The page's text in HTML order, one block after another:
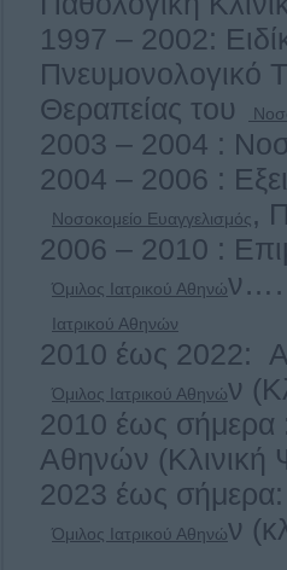
1997 – 2002:
Πνευμονολογικό
Θεραπείας του
2003 – 2004 :
2004 – 2006 :
Νοσοκομείο Ευαγγελισμός ,
2006 – 2010 :
Όμιλος Ιατρικού Αθηνώ
Ιατρικού Αθηνών
2010 έως 2022:
Όμιλος Ιατρικού Αθηνών
2010 έως σήμερα
Αθηνών (Κλινική
2023 έως
Όμιλος Ιατρικού Αθηνών